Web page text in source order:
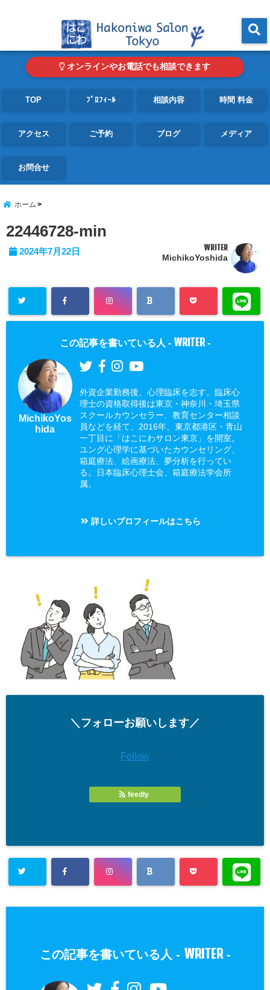
オンラインやお電話でも相談できます
TOP ﾌﾟﾛﾌｨｰﾙ 相談内容 時間 料金
アクセス ご予約 ブログ メディア
お問合せ
ホーム
22446728-min
2024年7月22日 WRITER
MichikoYoshida
この記事を書いている人 - WRITER -
MichikoYos
hida
外資企業勤務後、心理臨床を志す。臨床心
理士の資格取得後は東京・神奈川・埼玉県
スクールカウンセラー、教育センター相談
員などを経て、2016年、東京都港区・青山
一丁目に「はこにわサロン東京」を開室。
ユング心理学に基づいたカウンセリング、
箱庭療法、絵画療法、夢分析を行ってい
る。日本臨床心理士会、箱庭療法学会所
属。
詳しいプロフィールはこちら
＼フォローお願いします／
Follow
feedly
この記事を書いている人 - WRITER-